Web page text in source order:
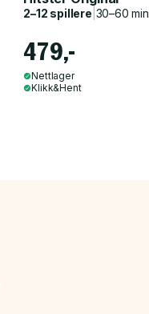
2–12 spillere 30–60 min
479,-
Nettlager
Klikk&Hent